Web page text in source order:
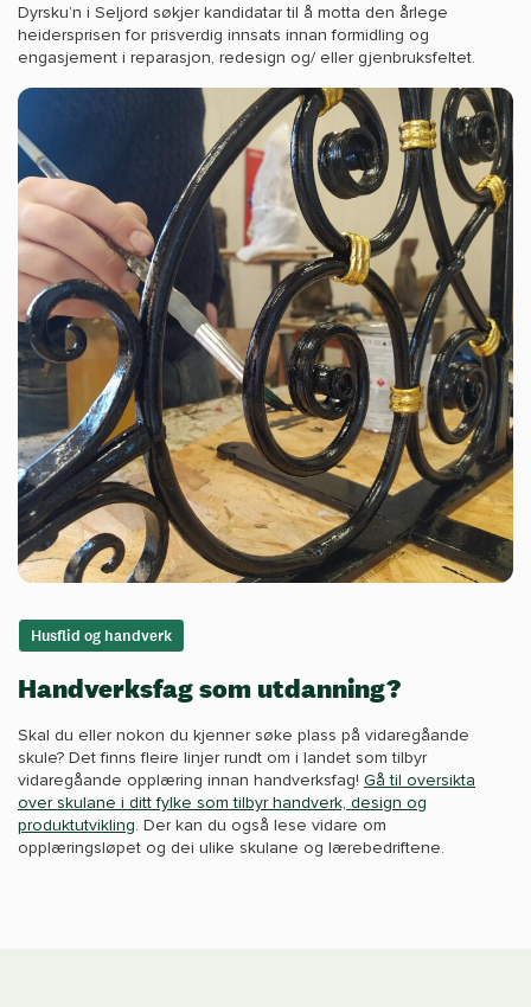
Dyrsku’n i Seljord søkjer kandidatar til å motta den årlege
heidersprisen for prisverdig innsats innan formidling og
engasjement i reparasjon, redesign og/ eller gjenbruksfeltet.
Husflid og handverk
Handverksfag som utdanning?
Skal du eller nokon du kjenner søke plass på vidaregåande
skule? Det finns fleire linjer rundt om i landet som tilbyr
vidaregåande opplæring innan handverksfag! Gå til oversikta
over skulane i ditt fylke som tilbyr handverk, design og
produktutvikling. Der kan du også lese vidare om
opplæringsløpet og dei ulike skulane og lærebedriftene.